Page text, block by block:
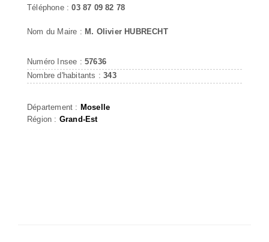
Téléphone :03 87 09 82 78
Nom du Maire : M. Olivier HUBRECHT
Numéro Insee : 57636
Nombre d'habitants :343
Département : Moselle
Région : Grand-Est